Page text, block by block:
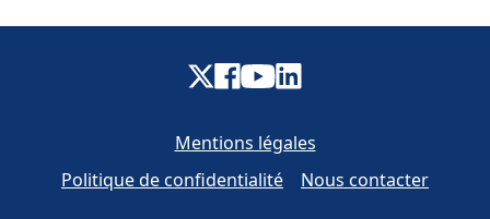
Mentions légales
Politique de confidentialité
Nous contacter